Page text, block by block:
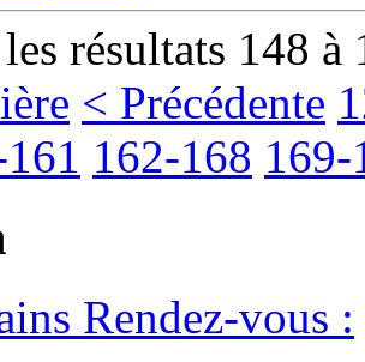
résultats 148 à
< Précédente
162-168 169-
Rendez-vous :